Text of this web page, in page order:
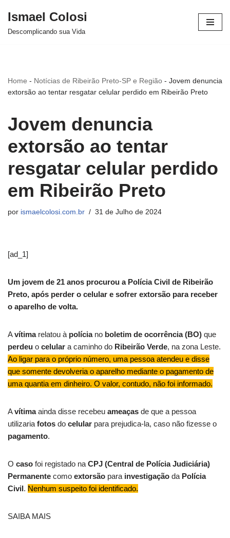
Avançar
Ismael Colosi
Descomplicando sua Vida
Home - Notícias de Ribeirão Preto-SP e Região - Jovem denuncia
extorsão ao tentar resgatar celular perdido em Ribeirão Preto
Jovem denuncia
extorsão ao tentar
resgatar celular perdido
em Ribeirão Preto
por ismaelcolosi.com.br 31 de Julho de 2024
[ad_1]
Um jovem de 21 anos procurou a Polícia Civil de Ribeirão
Preto, após perder o celular e sofrer extorsão para receber
o aparelho de volta.
Avítima relatou à polícia no boletim de ocorrência (BO) que
perdeu o celular a caminho do Ribeirão Verde, na zona Leste.
Ao ligar para o próprio número, uma pessoa atendeu e disse
que somente devolveria o aparelho mediante o pagamento de
uma quantia em dinheiro. O valor, contudo, não foi informado.
Avítimaainda disse recebeu ameaças de que a pessoa
utilizaria fotos do celular para prejudica-la, caso não fizesse o
pagamento.
O caso foi registado na CPJ (Central de Polícia Judiciária)
Permanente como extorsão para investigação da Polícia
Civil. Nenhum suspeito foi identificado.
SAIBA MAIS